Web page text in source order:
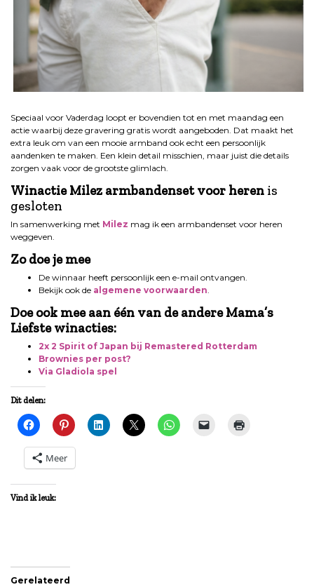
Speciaal voor Vaderdag loopt er bovendien tot en met maandag een
actie waarbij deze gravering gratis wordt aangeboden. Dat maakt het
extra leuk om van een mooie armband ook echt een persoonlijk
aandenken te maken. Een klein detail misschien, maar juist die details
zorgen vaak voor de grootste glimlach.
Winactie Milez armbandenset voor heren is
gesloten
In samenwerking met Milez mag ik een armbandenset voor heren
weggeven.
Zo doe je mee
De winnaar heeft persoonlijk een e-mail ontvangen.
Bekijk ook de algemene voorwaarden.
Doe ook mee aan één van de andere Mama’s
Liefste winacties:
2x 2 Spirit of Japan bij Remastered Rotterdam
Brownies per post?
Via Gladiola spel
Dit delen:
Meer
Vind ik leuk:
Gerelateerd